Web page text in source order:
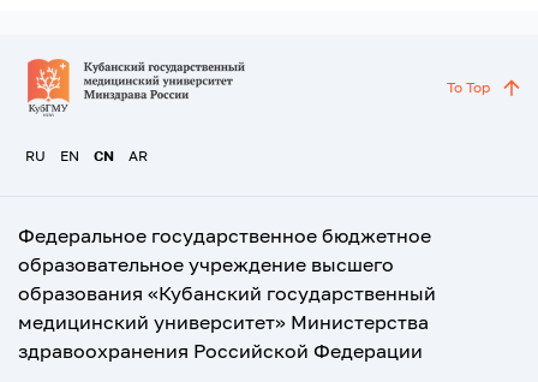
RU EN CN AR
To Top
Федеральное государственное бюджетное
образовательное учреждение высшего
образования «Кубанский государственный
медицинский университет» Министерства
здравоохранения Российской Федерации